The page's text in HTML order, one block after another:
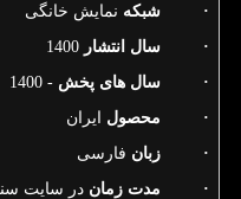
· شبکه نمایش خانگی
· سال انتشار 1400
· سال های پخش - 1400
· محصول ایران
· زبان فارسی
· مدت زمان در سایت